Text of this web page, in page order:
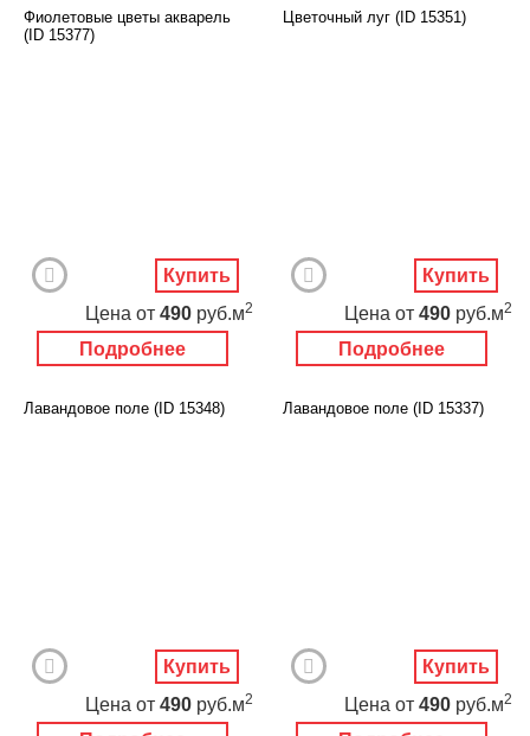
Фиолетовые цветы акварель
(ID 15377)
Подробнее
Цена от 490 руб.м2
Купить
Цветочный луг (ID 15351)
Подробнее
Цена от 490 руб.м2
Купить
Лавандовое поле (ID 15348)
Цена от 490 руб.м2
Купить
Лавандовое поле (ID 15337)
Цена от 490 руб.м2
Купить